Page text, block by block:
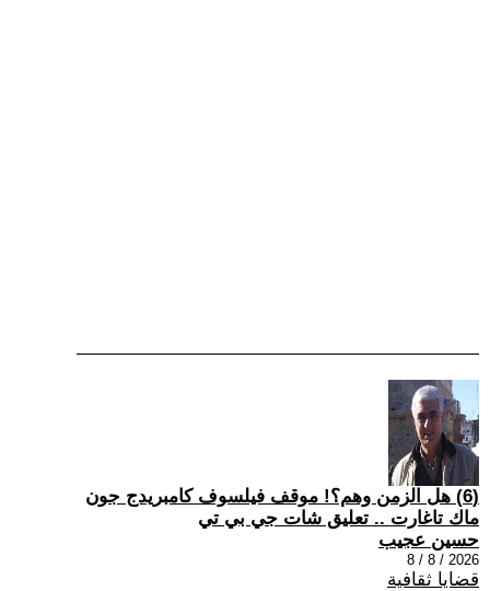
(6) هل الزمن وهم؟! موقف فيلسوف كامبريدج جون
ماك تاغارت .. تعليق شات جي بي تي
حسين عجيب
2026 / 8 / 8
قضايا ثقافية